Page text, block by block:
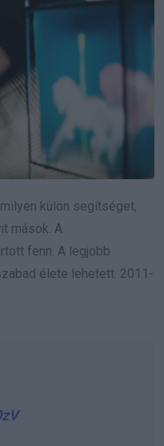
külön segítséget,
mások. A
fenn. A legjobb
élete lehetett. 2011-